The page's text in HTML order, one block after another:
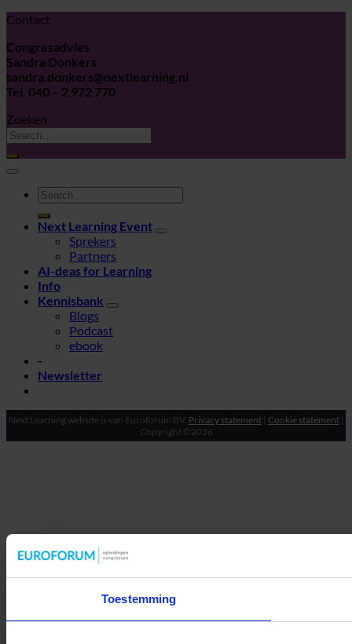
Toestemming
Contact
Congresadvies
Sandra Donkers
sandra.donkers@nextlearning.nl
Tel. 040 – 2 972 770
Zoeken
Next Learning Event
Sprekers
Partners
AI-deas for Learning
Info
Kennisbank
Blogs
Podcast
ebook
-
Newsletter
Next Learning website is van Euroforum BV. Privacy statement| Cookie statement|
Copyright ©2026